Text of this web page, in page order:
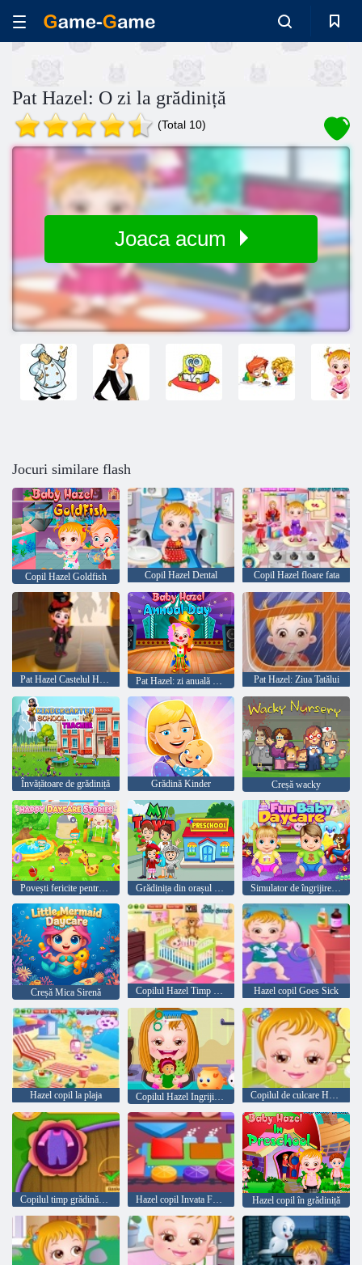
Pat Hazel: O zi la grădiniță
(Total 10)
Joaca acum
Jocuri similare flash
Copil Hazel Goldfish Copil Hazel Dental Copil Hazel floare fata
Pat Hazel Castelul Halloween Pat Hazel: Ziua Tatălui
Învățătoare de grădiniță Grădină Kinder Creșă wacky
Povești fericite pentru grădiniță Grădinița din orașul meu Simulator de îngrijire de zi
Creșă Mica Sirenă Copilul Hazel Timp Periajul Hazel copil Goes Sick
Hazel copil la plaja Copilul Hazel Ingrijirea parului Copilul de culcare Hazel
Copilul timp grădinărit căprui Hazel copil Invata Forme Hazel copil în grădiniță